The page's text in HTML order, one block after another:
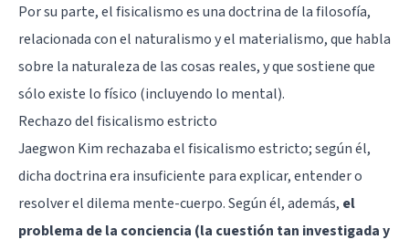
Por su parte, el fisicalismo es una doctrina de la filosofía,
relacionada con el naturalismo y el materialismo, que habla
sobre la naturaleza de las cosas reales, y que sostiene que
sólo existe lo físico (incluyendo lo mental).
Rechazo del fisicalismo estricto
Jaegwon Kim rechazaba el fisicalismo estricto; según él,
dicha doctrina era insuficiente para explicar, entender o
resolver el dilema mente-cuerpo. Según él, además, el
problema de la conciencia (la cuestión tan investigada y